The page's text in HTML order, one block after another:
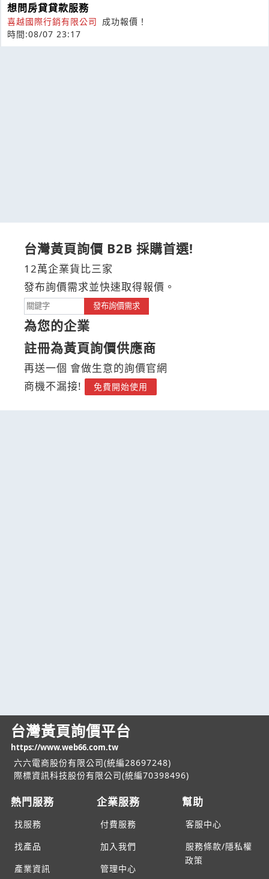
想問房貸貸款服務
喜越國際行銷有限公司 成功報價！
時間:08/07 23:17
台灣黃頁詢價 B2B 採購首選!
12萬企業貨比三家
發布詢價需求並快速取得報價。
發布詢價需求
為您的企業
註冊為黃頁詢價供應商
再送一個 會做生意的詢價官網
商機不漏接!
免費開始使用
台灣黃頁詢價平台
https://www.web66.com.tw
六六電商股份有限公司(統編28697248)
際標資訊科技股份有限公司(統編70398496)
熱門服務
找服務
找產品
產業資訊
企業服務
付費服務
加入我們
管理中心
幫助
客服中心
服務條款/隱私權
政策